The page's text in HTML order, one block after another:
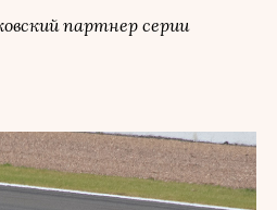
партнер серии